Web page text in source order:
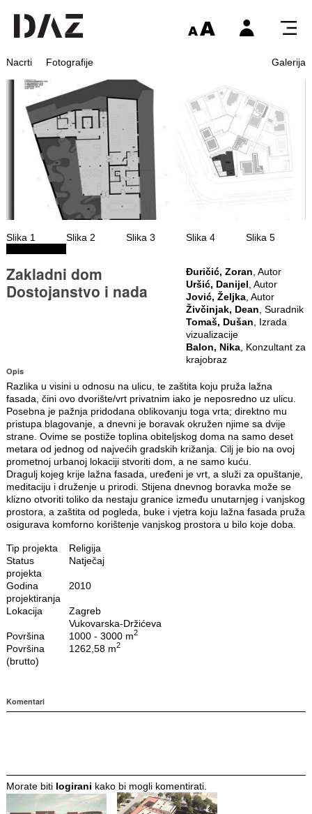
Nacrti Fotografije Galerija
Slika 1 Slika 2 Slika 3 Slika 4 Slika 5
Zakladni dom
Dostojanstvo i nada
Đuričić, Zoran , Autor
Uršić, Danijel , Autor
Jović, Željka , Autor
Živčinjak, Dean , Suradnik
Tomaš, Dušan , Izrada
vizualizacije
Balon, Nika , Konzultant za
krajobraz
Opis
Razlika u visini u odnosu na ulicu, te zaštita koju pruža lažna
fasada, čini ovo dvorište/vrt privatnim iako je neposredno uz ulicu.
Posebna je pažnja pridodana oblikovanju toga vrta; direktno mu
pristupa blagovanje, a dnevni je boravak okružen njime sa dvije
strane. Ovime se postiže toplina obiteljskog doma na samo deset
metara od jednog od najvećih gradskih križanja. Cilj je bio na ovoj
prometnoj urbanoj lokaciji stvoriti dom, a ne samo kuću.
Dragulj kojeg krije lažna fasada, uređeni je vrt, a služi za opuštanje,
meditaciju i druženje u prirodi. Stijena dnevnog boravka može se
klizno otvoriti toliko da nestaju granice između unutarnjeg i vanjskog
prostora, a zaštita od pogleda, buke i vjetra koju lažna fasada pruža
osigurava komforno korištenje vanjskog prostora u bilo koje doba.
Tip projekta
Religija
Status
projekta
Natječaj
Godina
projektiranja
2010
Lokacija
Zagreb
Vukovarska-Držićeva
Površina
1000 - 3000 m2
Površina
(brutto)
1262,58 m2
Komentari
Morate biti logirani kako bi mogli komentirati.